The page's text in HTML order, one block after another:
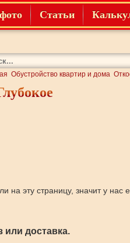
Статьи
Обустройство квартир и дома
на эту страницу, значит у нас
доставка.